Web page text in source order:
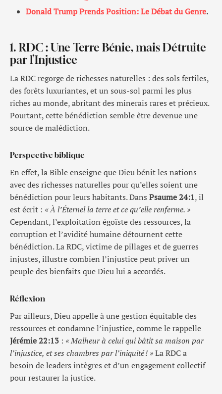
Donald Trump Prends Position: Le Débat du Genre.
1. RDC : Une Terre Bénie, mais Détruite
par l’Injustice
La RDC regorge de richesses naturelles : des sols fertiles,
des forêts luxuriantes, et un sous-sol parmi les plus
riches au monde, abritant des minerais rares et précieux.
Pourtant, cette bénédiction semble être devenue une
source de malédiction.
Perspective biblique
En effet, la Bible enseigne que Dieu bénit les nations
avec des richesses naturelles pour qu’elles soient une
bénédiction pour leurs habitants. Dans Psaume 24:1, il
est écrit : « À l’Éternel la terre et ce qu’elle renferme. »
Cependant, l’exploitation égoïste des ressources, la
corruption et l’avidité humaine détournent cette
bénédiction. La RDC, victime de pillages et de guerres
injustes, illustre combien l’injustice peut priver un
peuple des bienfaits que Dieu lui a accordés.
Réflexion
Par ailleurs, Dieu appelle à une gestion équitable des
ressources et condamne l’injustice, comme le rappelle
Jérémie 22:13 : « Malheur à celui qui bâtit sa maison par
l’injustice, et ses chambres par l’iniquité! »La RDC a
besoin de leaders intègres et d’un engagement collectif
pour restaurer la justice.